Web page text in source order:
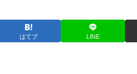
はてブ LINE